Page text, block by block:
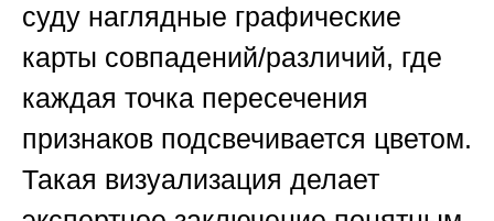
суду наглядные графические
карты совпадений/различий, где
каждая точка пересечения
признаков подсвечивается цветом.
Такая визуализация делает